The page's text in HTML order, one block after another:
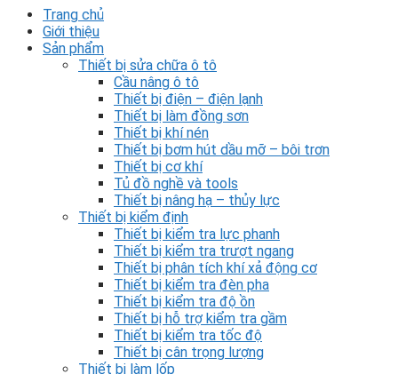
Trang chủ
Giới thiệu
Sản phẩm
Thiết bị sửa chữa ô tô
Cầu nâng ô tô
Thiết bị điện – điện lạnh
Thiết bị làm đồng sơn
Thiết bị khí nén
Thiết bị bơm hút dầu mỡ – bôi trơn
Thiết bị cơ khí
Tủ đồ nghề và tools
Thiết bị nâng hạ – thủy lực
Thiết bị kiểm định
Thiết bị kiểm tra lực phanh
Thiết bị kiểm tra trượt ngang
Thiết bị phân tích khí xả động cơ
Thiết bị kiểm tra đèn pha
Thiết bị kiểm tra độ ồn
Thiết bị hỗ trợ kiểm tra gầm
Thiết bị kiểm tra tốc độ
Thiết bị cân trọng lượng
Thiết bị làm lốp